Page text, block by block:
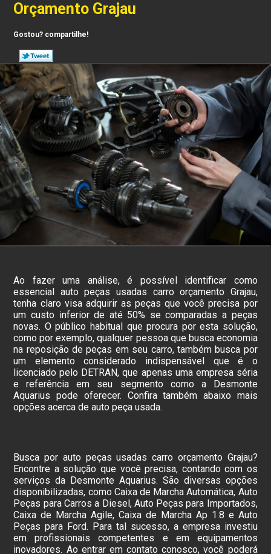
Orçamento Grajau
Gostou? compartilhe!
Ao fazer uma análise, é possível identificar como
essencial auto peças usadas carro orçamento Grajau,
tenha claro visa adquirir as peças que você precisa por
um custo inferior de até 50% se comparadas a peças
novas. O público habitual que procura por esta solução,
como por exemplo, qualquer pessoa que busca economia
na reposição de peças em seu carro, também busca por
um elemento considerado indispensável que é o
licenciado pelo DETRAN, que apenas uma empresa séria
e referência em seu segmento como a Desmonte
Aquarius pode oferecer. Confira também abaixo mais
opções acerca de auto peça usada.
Busca por auto peças usadas carro orçamento Grajau?
Encontre a solução que você precisa, contando com os
serviços da Desmonte Aquarius. São diversas opções
disponibilizadas, como Caixa de Marcha Automática, Auto
Peças para Carros a Diesel, Auto Peças para Importados,
Caixa de Marcha Agile, Caixa de Marcha Ap 1.8 e Auto
Peças para Ford. Para tal sucesso, a empresa investiu
em profissionais competentes e em equipamentos
inovadores. Ao entrar em contato conosco, você poderá